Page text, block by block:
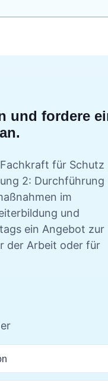
und fordere
Fachkraft für Schutz
2: Durchführung
im
und
ein Angebot zur
der Arbeit oder für